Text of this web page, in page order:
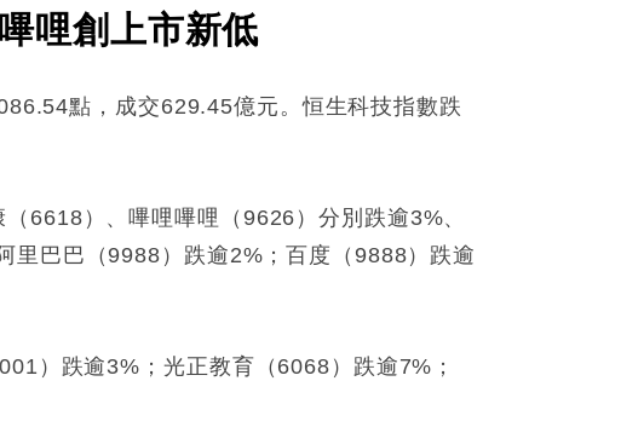
哩創上市新低
點，成交629.45億元。恒生科技指數跌
6618）、嗶哩嗶哩（9626）分別跌逾3%、
里巴巴（9988）跌逾2%；百度（9888）跌逾
）跌逾3%；光正教育（6068）跌逾7%；